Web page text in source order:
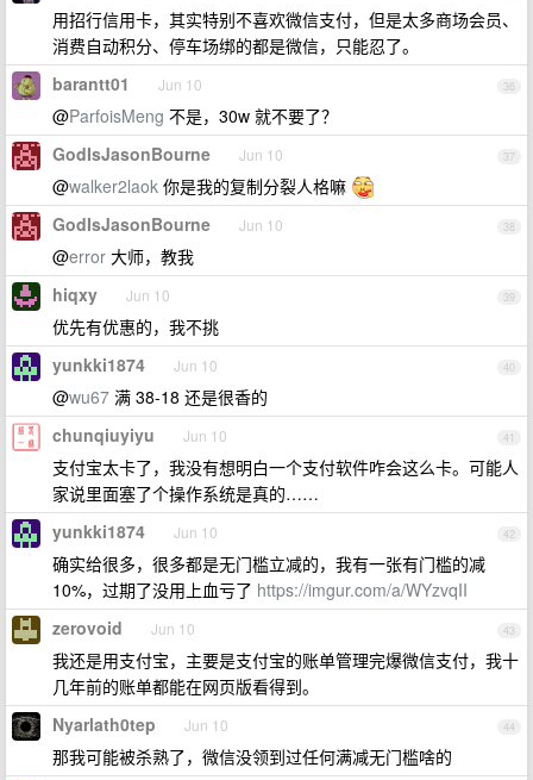
用招行信用卡，其实特别不喜欢微信支付，但是太多商场会员、
消费自动积分、停车场绑的都是微信，只能忍了。
36
barantt01 Jun 10
@ParfoisMeng 不是，30w 就不要了？
37
GodIsJasonBourne Jun 10
@walker2laok 你是我的复制分裂人格嘛
38
GodIsJasonBourne Jun 10
@error 大师，教我
39
hiqxy Jun 10
优先有优惠的，我不挑
40
yunkki1874 Jun 10
@wu67 满 38-18 还是很香的
41
chunqiuyiyu Jun 10
支付宝太卡了，我没有想明白一个支付软件咋会这么卡。可能人
家说里面塞了个操作系统是真的……
42
yunkki1874 Jun 10
确实给很多，很多都是无门槛立减的，我有一张有门槛的减
10%，过期了没用上血亏了 https://imgur.com/a/WYzvqII
43
zerovoid Jun 10
我还是用支付宝，主要是支付宝的账单管理完爆微信支付，我十
几年前的账单都能在网页版看得到。
44
Nyarlath0tep Jun 10
那我可能被杀熟了，微信没领到过任何满减无门槛啥的